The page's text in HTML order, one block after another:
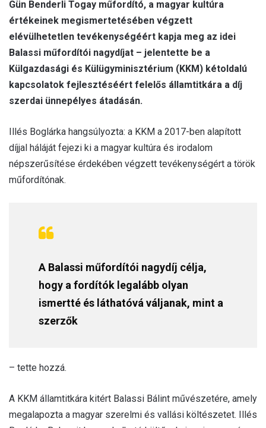
Gün Benderli Togay műfordító, a magyar kultúra
értékeinek megismertetésében végzett
elévülhetetlen tevékenységéért kapja meg az idei
Balassi műfordítói nagydíjat – jelentette be a
Külgazdasági és Külügyminisztérium (KKM) kétoldalú
kapcsolatok fejlesztéséért felelős államtitkára a díj
szerdai ünnepélyes átadásán.
Illés Boglárka hangsúlyozta: a KKM a 2017-ben alapított
díjjal háláját fejezi ki a magyar kultúra és irodalom
népszerűsítése érdekében végzett tevékenységért a török
műfordítónak.
A Balassi műfordítói nagydíj célja,
hogy a fordítók legalább olyan
ismertté és láthatóvá váljanak, mint a
szerzők
– tette hozzá.
A KKM államtitkára kitért Balassi Bálint művészetére, amely
megalapozta a magyar szerelmi és vallási költészetet. Illés